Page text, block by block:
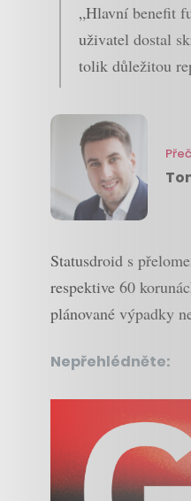
„Hlavní benefit
uživatel dostal
tolik důležitou
Statusdroid s
respektive 60
plánované výpadky
Nepřehlédněte: